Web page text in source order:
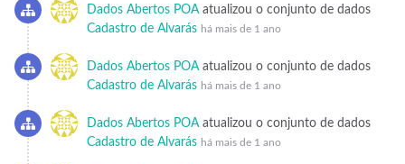
Dados Abertos POAatualizou o conjunto de dados
Cadastro de Alvarás há mais de 1 ano
Dados Abertos POAatualizou o conjunto de dados
Cadastro de Alvarás há mais de 1 ano
Dados Abertos POAatualizou o conjunto de dados
Cadastro de Alvarás há mais de 1 ano